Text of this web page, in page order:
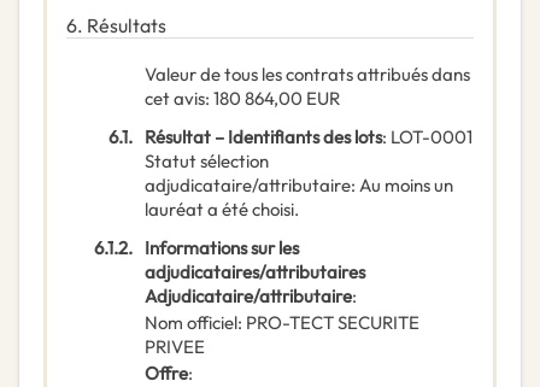
6. Résultats
Valeur de tous les contrats attribués dans
cet avis: 180 864,00 EUR
6.1. Résultat – Identifiants des lots: LOT-0001
Statut sélection
adjudicataire/attributaire: Au moins un
lauréat a été choisi.
6.1.2. Informations sur les
adjudicataires/attributaires
Adjudicataire/attributaire:
Nom officiel: PRO-TECT SECURITE
PRIVEE
Offre: